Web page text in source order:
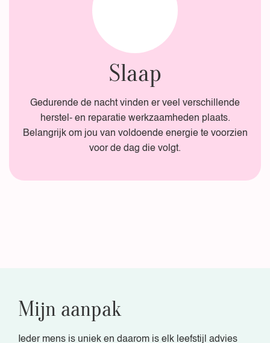
Slaap
Gedurende de nacht vinden er veel verschillende
herstel- en reparatie werkzaamheden plaats.
Belangrijk om jou van voldoende energie te voorzien
voor de dag die volgt.
Mijn aanpak
Ieder mens is uniek en daarom is elk leefstijl advies